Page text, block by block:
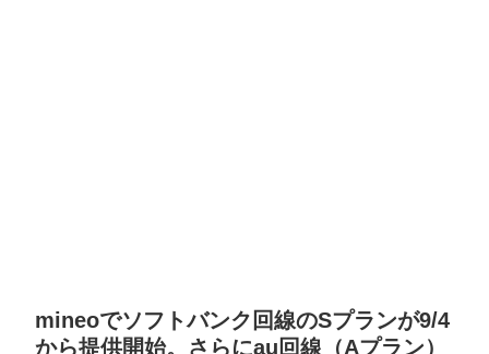
mineoでソフトバンク回線のSプランが9/4
から提供開始。さらにau回線（Aプラン）